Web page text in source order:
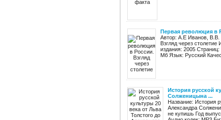
Первая революция в
Автор: А.Е Иванов,
Взгляд через
издания: 2005
Мб Язык: Русский
История русской
Солженицына ...
Название: История
Александра
не купишь Год